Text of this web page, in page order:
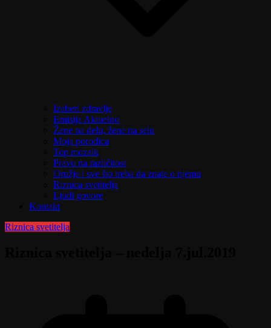
Izaberi zdravlje
Emisija Aktuelno
Žene na delu, žene na selu
Moja porodica
Top mozaik
Pravo na različitost
Oružje i sve što treba da znate o njemu
Riznica svetitelja
Ljudi govore
Kontakt
Riznica svetitelja